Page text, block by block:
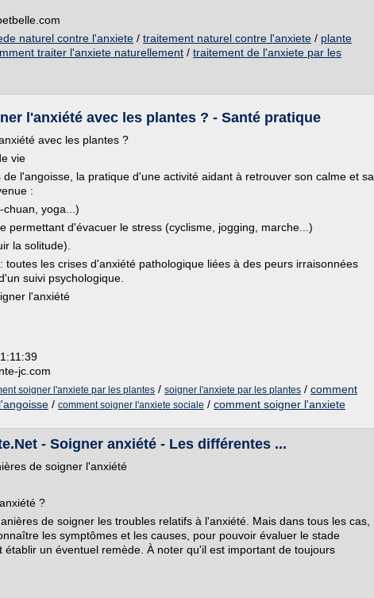
naturel contre l'anxiete / traitement naturel contre l'anxiete / plante
traiter l'anxiete naturellement / traitement de l'anxiete par les
l'anxiété avec les plantes ? - Santé pratique
avec les plantes ?
vie
l'angoisse, la pratique d'une activité aidant à retrouver son calme et sa
:
yoga...)
permettant d'évacuer le stress (cyclisme, jogging, marche...)
la solitude).
toutes les crises d'anxiété pathologique liées à des peurs irraisonnées
suivi psychologique.
l'anxiété
jc.com
soigner l'anxiete par les plantes / soigner l'anxiete par les plantes / comment
/ comment soigner l'anxiete sociale / comment soigner l'anxiete
- Soigner anxiété - Les différentes ...
de soigner l'anxiété
?
de soigner les troubles relatifs à l'anxiété. Mais dans tous les cas,
les symptômes et les causes, pour pouvoir évaluer le stade
établir un éventuel remède. À noter qu'il est important de toujours